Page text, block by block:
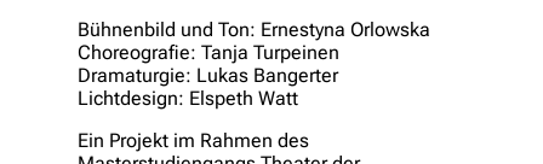
Bühnenbild und Ton: Ernestyna Orlowska
Choreografie: Tanja Turpeinen
Dramaturgie: Lukas Bangerter
Lichtdesign: Elspeth Watt
Ein Projekt im Rahmen des